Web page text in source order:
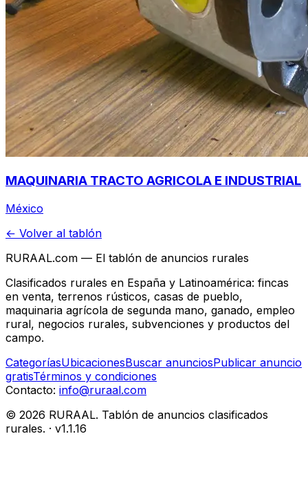
MAQUINARIA TRACTO AGRICOLA E INDUSTRIAL
México
← Volver al tablón
RURAAL.com — El tablón de anuncios rurales
Clasificados rurales en España y Latinoamérica: fincas
en venta, terrenos rústicos, casas de pueblo,
maquinaria agrícola de segunda mano, ganado, empleo
rural, negocios rurales, subvenciones y productos del
campo.
CategoríasUbicacionesBuscar anunciosPublicar anuncio
gratisTérminos y condiciones
Contacto: info@ruraal.com
© 2026 RURAAL. Tablón de anuncios clasificados
rurales. · v1.1.16